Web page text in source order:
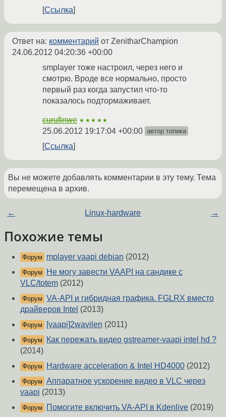
Ссылка
Ответ на: комментарий от ZenitharChampion
24.06.2012 04:20:36 +00:00
smplayer тоже настроил, через него и
смотрю. Вроде все нормально, просто
первый раз когда запустил что-то
показалось подтормаживает.
curufinwe ★★★★★
25.06.2012 19:17:04 +00:00 автор топика
Ссылка
Вы не можете добавлять комментарии в эту тему. Тема
перемещена в архив.
← Linux-hardware →
Похожие темы
Форум mplayer vaapi debian (2012)
Форум
Не могу завести VAAPI на сандике с
VLC/totem (2012)
Форум VA-API и гибридная графика. FGLRX вместо
драйверов Intel (2013)
Форум [vaapi]2wavilen (2011)
Форум
Как пережать видео gstreamer-vaapi intel hd ?
(2014)
Форум Hardware acceleration & Intel HD4000 (2012)
Форум Аппаратное ускорение видео в VLC через
vaapi (2013)
Форум Помогите включить VA-API в Kdenlive (2019)